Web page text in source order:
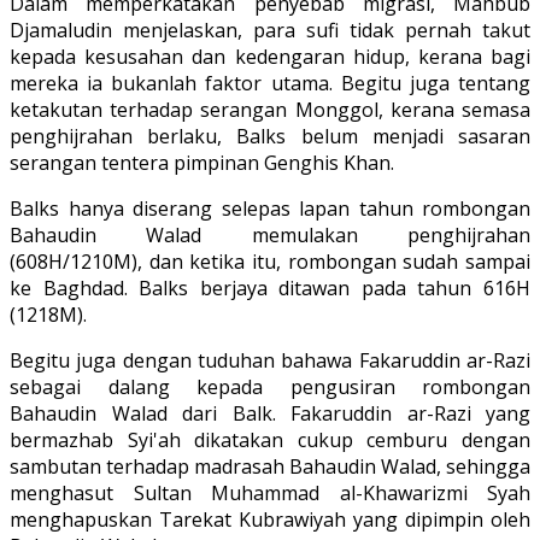
Djamaludin menjelaskan, para sufi tidak pernah takut
kepada kesusahan dan kedengaran hidup, kerana bagi
mereka ia bukanlah faktor utama. Begitu juga tentang
ketakutan terhadap serangan Monggol, kerana semasa
penghijrahan berlaku, Balks belum menjadi sasaran
serangan tentera pimpinan Genghis Khan.
Balks hanya diserang selepas lapan tahun rombongan
Bahaudin Walad memulakan penghijrahan
(608H/1210M), dan ketika itu, rombongan sudah sampai
ke Baghdad. Balks berjaya ditawan pada tahun 616H
(1218M).
Begitu juga dengan tuduhan bahawa Fakaruddin ar-Razi
sebagai dalang kepada pengusiran rombongan
Bahaudin Walad dari Balk. Fakaruddin ar-Razi yang
bermazhab Syi'ah dikatakan cukup cemburu dengan
sambutan terhadap madrasah Bahaudin Walad, sehingga
menghasut Sultan Muhammad al-Khawarizmi Syah
menghapuskan Tarekat Kubrawiyah yang dipimpin oleh